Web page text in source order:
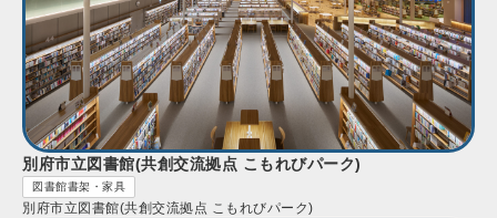
別府市立図書館(共創交流拠点 こもれびパーク)
図書館書架・家具
別府市立図書館(共創交流拠点 こもれびパーク)